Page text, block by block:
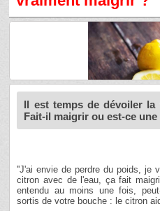
Il est temps de dévoiler
Fait-il maigrir ou est-ce
''J'ai envie de perdre du poids, je
citron avec de l'eau, ça fait
entendu au moins une fois,
sortis de votre bouche : le citron